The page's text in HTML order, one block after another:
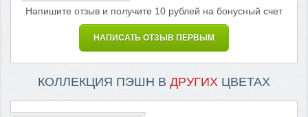
Напишите отзыв и получите 10 рублей на бонусный счет
НАПИСАТЬ ОТЗЫВ ПЕРВЫМ
КОЛЛЕКЦИЯ ПЭШН В ДРУГИХ ЦВЕТАХ